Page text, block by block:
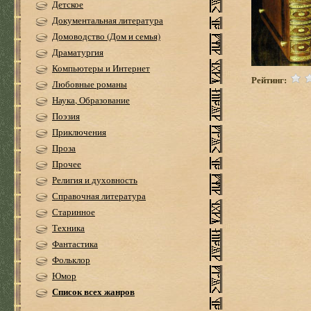
Детское
Документальная литература
Домоводство (Дом и семья)
Драматургия
Компьютеры и Интернет
Любовные романы
Наука, Образование
Поэзия
Приключения
Проза
Прочее
Религия и духовность
Справочная литература
Старинное
Техника
Фантастика
Фольклор
Юмор
Список всех жанров
Рейтинг: